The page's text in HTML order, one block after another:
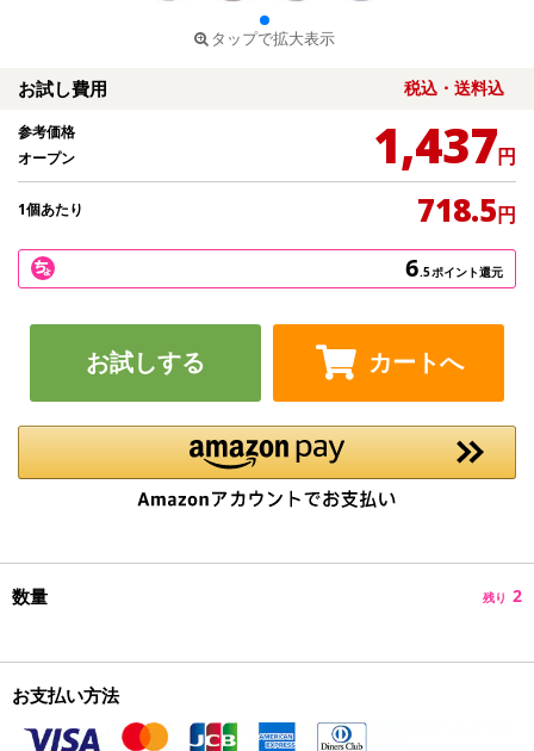
タップで拡大表示
お試し費用 税込・送料込
参考価格
オープン
1,437円
1個あたり 718.5円
6.5ポイント還元
お試しする カートへ
数量 残り 2
お支払い方法